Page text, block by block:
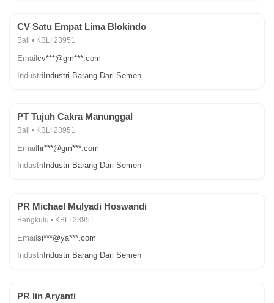
CV Satu Empat Lima Blokindo
Bali • KBLI 23951
Emailcv***@gm***.com
IndustriIndustri Barang Dari Semen
PT Tujuh Cakra Manunggal
Bali • KBLI 23951
Emailhr***@gm***.com
IndustriIndustri Barang Dari Semen
PR Michael Mulyadi Hoswandi
Bengkulu • KBLI 23951
Emailsi***@ya***.com
IndustriIndustri Barang Dari Semen
PR Iin Aryanti